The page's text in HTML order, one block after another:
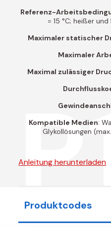
Referenz-
= 15 °C; heißer
Maximaler statischer
Maximaler
Maximal zulässiger
Kompatible Medien:
Glykollösungen
Anleitung herunterladen
Produktcodes